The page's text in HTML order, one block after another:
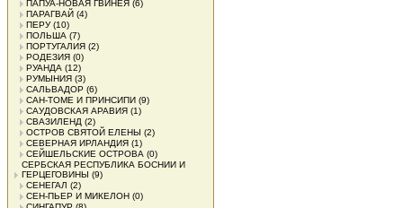
ПАПУА-НОВАЯ ГВИНЕЯ (6)
ПАРАГВАЙ (4)
ПЕРУ(10)
ПОЛЬША (7)
ПОРТУГАЛИЯ (2)
РОДЕЗИЯ (0)
РУАНДА (12)
РУМЫНИЯ (3)
САЛЬВАДОР (6)
САН-ТОМЕ И ПРИНСИПИ (9)
САУДОВСКАЯ АРАВИЯ (1)
СВАЗИЛЕНД (2)
ОСТРОВ СВЯТОЙ ЕЛЕНЫ (2)
СЕВЕРНАЯ ИРЛАНДИЯ (1)
СЕЙШЕЛЬСКИЕ ОСТРОВА (0)
СЕРБСКАЯ РЕСПУБЛИКА БОСНИИ И
ГЕРЦЕГОВИНЫ (9)
СЕНЕГАЛ (2)
СЕН-ПЬЕР И МИКЕЛОН (0)